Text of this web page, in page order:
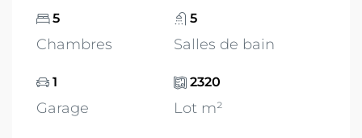
5
Chambres
5
Salles de bain
1
Garage
2320
Lot m²